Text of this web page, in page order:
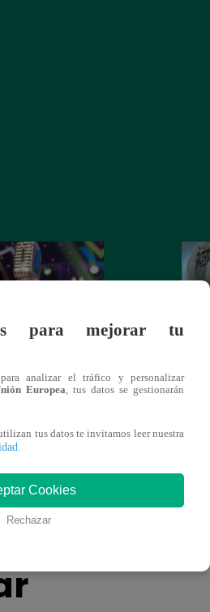
se consagró
te puede
para mejorar tu
analizar el tráfico y personalizar
Europea, tus datos se gestionarán
tus datos te invitamos leer nuestra
.
Cookies
Rechazar